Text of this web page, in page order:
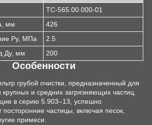
ТС-565.00.000-01
мм
426
Ру, МПа
2.5
Ду, мм
200
Особенности
грубой очистки, предназначенный для
и средних загрязняющих частиц.
в серию 5.903–13, успешно
частицы, включая песок,
примеси.